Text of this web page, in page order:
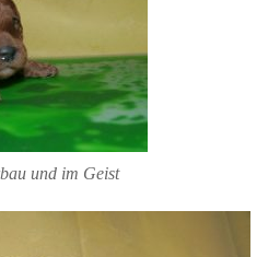
und im Geist